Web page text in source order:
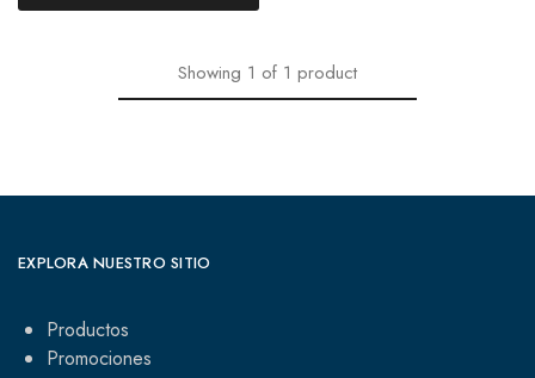
Showing 1 of 1 product
EXPLORA NUESTRO SITIO
Productos
Promociones